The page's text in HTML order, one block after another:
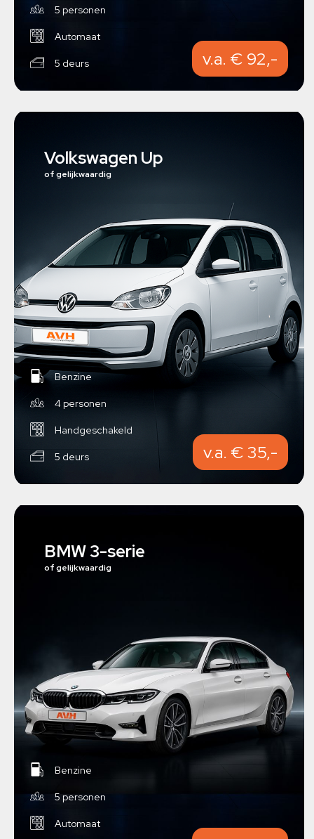
5 personen
Automaat
5 deurs v.a. € 92,-
Volkswagen Up
of gelijkwaardig
Benzine
4 personen
Handgeschakeld
5 deurs v.a. € 35,-
BMW 3-serie
of gelijkwaardig
Benzine
5 personen
Automaat